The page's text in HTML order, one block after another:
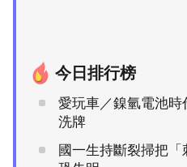
今日排行榜
愛玩車／鎳氫電池
洗牌
國一生持斷裂掃把